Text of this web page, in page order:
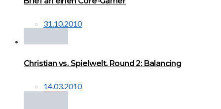
31.10.2010
Christian vs. Spielwelt. Round 2: Balancing
14.03.2010